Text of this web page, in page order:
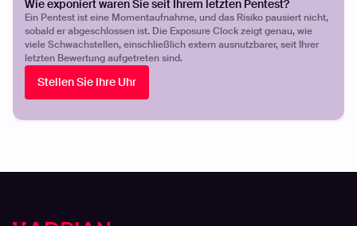
Wie exponiert waren Sie seit Ihrem letzten Pentest?
Ein Pentest ist eine Momentaufnahme, und das Risiko pausiert nicht,
sobald er abgeschlossen ist. Die Exposure Clock zeigt genau, wie
viele Schwachstellen, einschließlich extern ausnutzbarer, seit Ihrer
letzten Bewertung aufgetreten sind.
Stellen Sie Ihre Uhr
INFOGRAFIK
Infographic: Open-Source Offensive AI